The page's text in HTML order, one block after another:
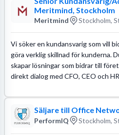
Meritmind, Stockholm
Meritmind Stockholm,
Vi söker en kundansvarig som vill
göra verklig skillnad för kunderna.
skapar lösningar som bidrar till
direkt dialog med CFO, CEO och
Säljare till Office
PerformIQ Stockholm,